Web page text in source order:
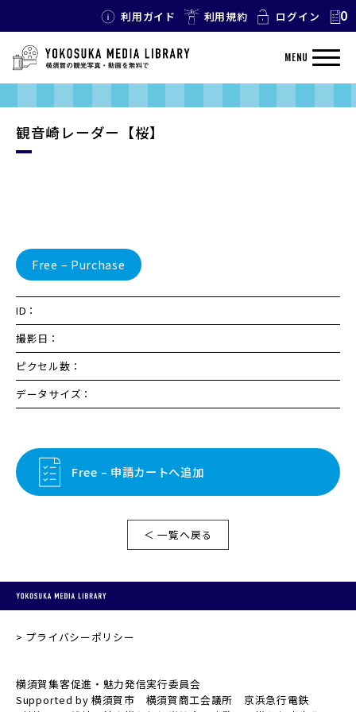
利用ガイド 利用規約 ログイン 0
MENU
観音崎レーダー【桜】
Free – Purchase
ID：
撮影日：
ピクセル数：
データサイズ：
Free – 申請カートへ追加
＜ 一覧へ戻る
プライバシーポリシー
横須賀集客促進・魅力発信実行委員会
Supported by 横須賀市 横須賀商工会議所 京浜急行電鉄